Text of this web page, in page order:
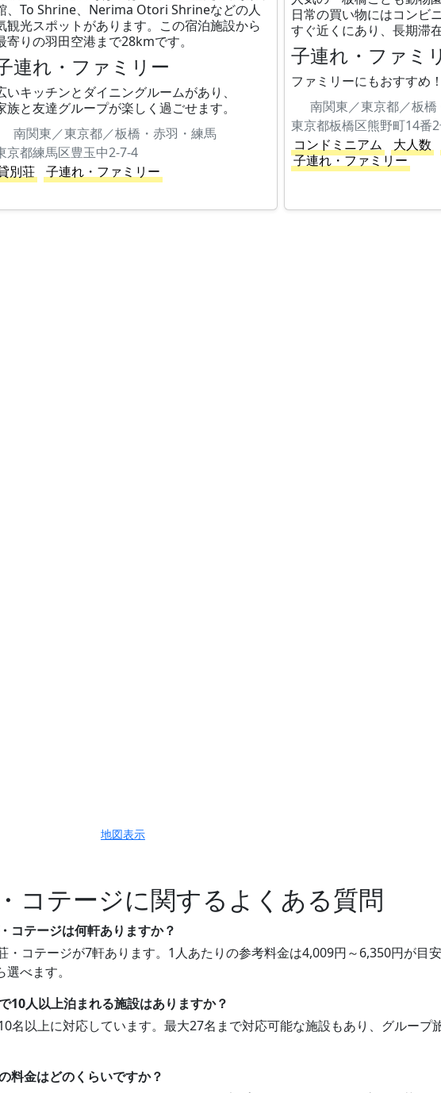
、To Shrine、Nerima Otori Shrineなどの人
観光スポットがあります。この宿泊施設から
寄りの羽田空港まで28kmです。
連れ・ファミリー
いキッチンとダイニングルームがあり、
族と友達グループが楽しく過ごせます。
南関東／東京都／板橋・赤羽・練馬
京都練馬区豊玉中2-7-4
別荘
子連れ・ファミリー
日常の買い物にはコンビ
すぐ近くにあり、長期滞
子連れ・ファミ
ファミリーにもおすすめ！
南関東／東京都／板
東京都板橋区熊野町14番
コンドミニアム
大人数
子連れ・ファミリー
地図表示
コテージに関するよくある質問
コテージは何軒ありますか？
コテージが7軒あります。1人あたりの参考料金は4,009円～6,350円が目
べます。
10人以上泊まれる施設はありますか？
名以上に対応しています。最大27名まで対応可能な施設もあり、グループ
料金はどのくらいですか？